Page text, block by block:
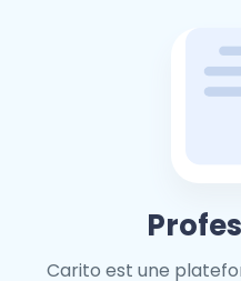
Carito est une